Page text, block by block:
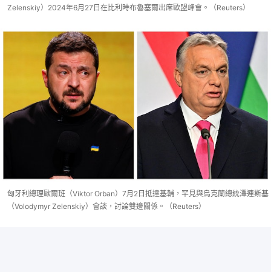
Zelenskiy）2024年6月27日在比利時布魯塞爾出席歐盟峰會。（Reuters）
匈牙利總理歐爾班（Viktor Orban）7月2日抵達基輔，罕見與烏克蘭總統澤連斯基
（Volodymyr Zelenskiy）會談，討論雙邊關係。（Reuters）